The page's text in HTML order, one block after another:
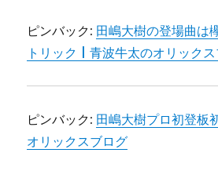
ピンバック: 田嶋大樹の登場曲は
トリック | 青波牛太のオリック
ピンバック: 田嶋大樹プロ初登板
オリックスブログ